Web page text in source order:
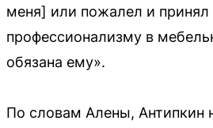
меня] или пожалел и
профессионализму в
обязана ему».
По словам Алены, Антипкин